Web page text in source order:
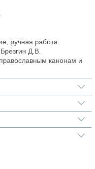
ручная работа
Д.В.
канонам и